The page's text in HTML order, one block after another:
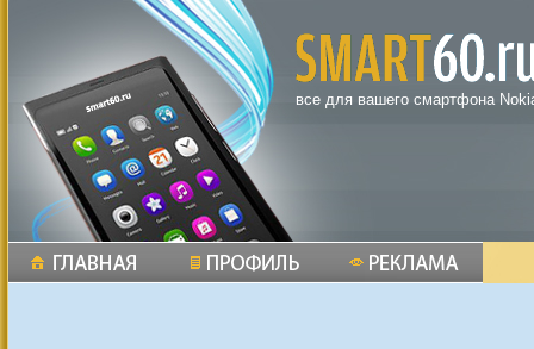
все для вашего смартфона